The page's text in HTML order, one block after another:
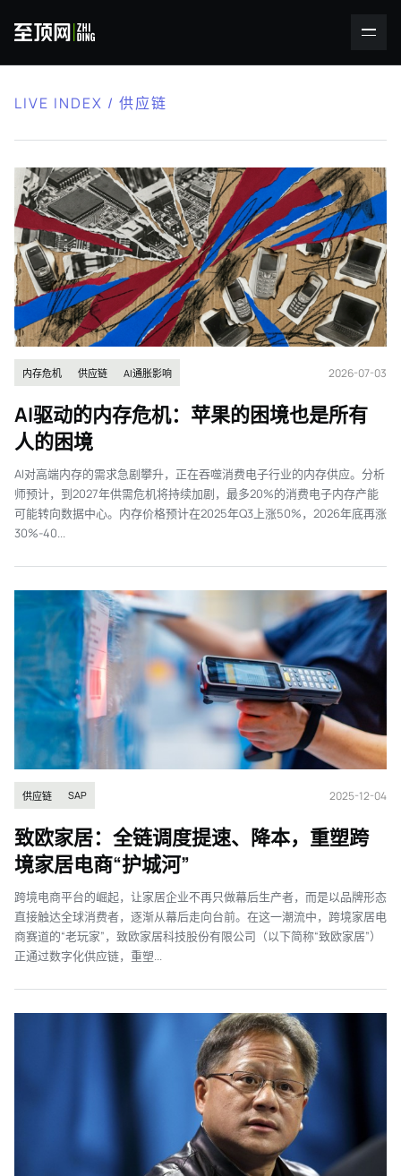
LIVE INDEX / 供应链
内存危机 供应链 AI通胀影响 2026-07-03
AI驱动的内存危机：苹果的困境也是所有
人的困境
AI对高端内存的需求急剧攀升，正在吞噬消费电子行业的内存供应。分析
师预计，到2027年供需危机将持续加剧，最多20%的消费电子内存产能
可能转向数据中心。内存价格预计在2025年Q3上涨50%，2026年底再涨
30%-40...
供应链 SAP 2025-12-04
致欧家居：全链调度提速、降本，重塑跨
境家居电商“护城河”
跨境电商平台的崛起，让家居企业不再只做幕后生产者，而是以品牌形态
直接触达全球消费者，逐渐从幕后走向台前。在这一潮流中，跨境家居电
商赛道的“老玩家”，致欧家居科技股份有限公司（以下简称“致欧家居”）
正通过数字化供应链，重塑...